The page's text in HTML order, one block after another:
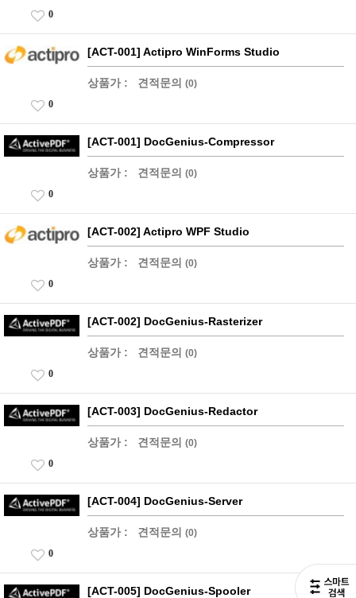
0
[ACT-001] Actipro WinForms Studio
상품가 : 견적문의 (0)
0
[ACT-001] DocGenius-Compressor
상품가 : 견적문의 (0)
0
[ACT-002] Actipro WPF Studio
상품가 : 견적문의 (0)
0
[ACT-002] DocGenius-Rasterizer
상품가 : 견적문의 (0)
0
[ACT-003] DocGenius-Redactor
상품가 : 견적문의 (0)
0
[ACT-004] DocGenius-Server
상품가 : 견적문의 (0)
0
[ACT-005] DocGenius-Spooler